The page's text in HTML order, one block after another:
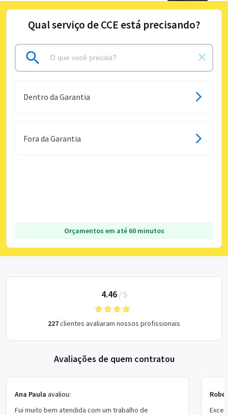
Qual serviço de CCE está precisando?
Dentro da Garantia
Fora da Garantia
Orçamentos em até 60 minutos
4.46/ 5
227clientes avaliaram nossos profissionais
Avaliações de quem contratou
Ana Paula avaliou:
Fui muito bem atendida com um trabalho de